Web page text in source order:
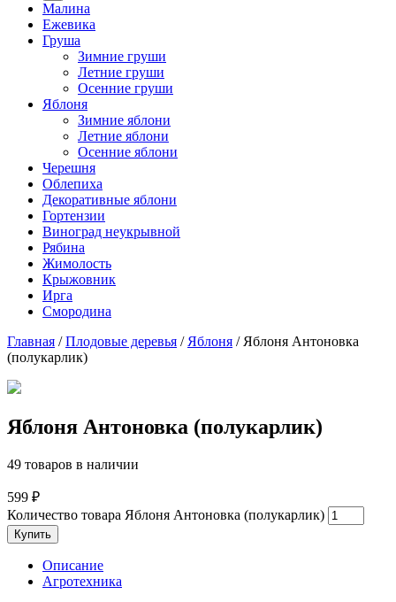
Малина
Ежевика
Груша
Зимние груши
Летние груши
Осенние груши
Яблоня
Зимние яблони
Летние яблони
Осенние яблони
Черешня
Облепиха
Декоративные яблони
Гортензии
Виноград неукрывной
Рябина
Жимолость
Крыжовник
Ирга
Смородина
Главная /Плодовые деревья / Яблоня / Яблоня Антоновка
(полукарлик)
Яблоня Антоновка (полукарлик)
49 товаров в наличии
599 ₽
Количество товара Яблоня Антоновка (полукарлик)
Купить
Описание
Агротехника